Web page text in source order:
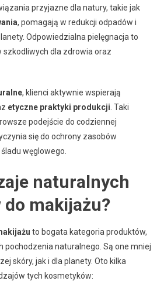
przyjazne dla natury, takie jak
, pomagają w redukcji odpadów i
Odpowiedzialna pielęgnacja to
dla zdrowia oraz
, klienci aktywnie wspierają
etyczne praktyki produkcji . Taki
podejście do codziennej
się do ochrony zasobów
węglowego.
naturalnych
makijażu?
to bogata kategoria produktów,
pochodzenia naturalnego. Są one mniej
skóry, jak i dla planety. Oto kilka
tych kosmetyków: